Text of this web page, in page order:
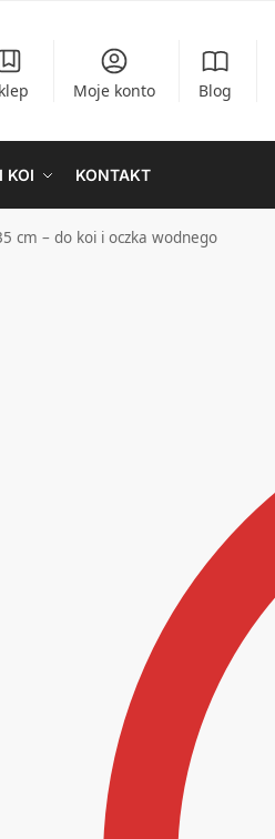
Moje konto Blog
KOI KONTAKT
cm – do koi i oczka wodnego